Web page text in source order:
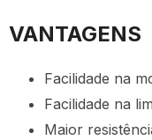
VANTAGENS
Facilidade na
Facilidade na
Maior resistência a intempéries e agentes